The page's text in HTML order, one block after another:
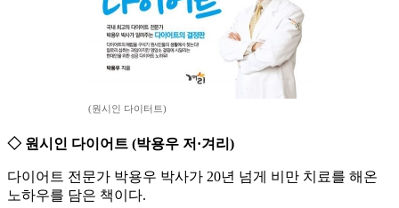
(원시인 다이터트)
◇ 원시인 다이어트 (박용우 저·겨리)
다이어트 전문가 박용우 박사가 20년 넘게 비만 치료를 해온
노하우를 담은 책이다.